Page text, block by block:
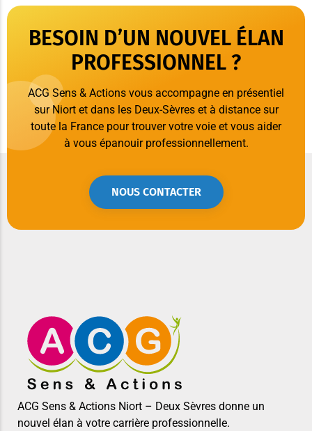
BESOIN D’UN NOUVEL ÉLAN
PROFESSIONNEL ?
ACG Sens & Actions vous accompagne en présentiel
sur Niort et dans les Deux-Sèvres et à distance sur
toute la France pour trouver votre voie et vous aider
à vous épanouir professionnellement.
NOUS CONTACTER
ACG Sens & Actions Niort – Deux Sèvres donne un
nouvel élan à votre carrière professionnelle.